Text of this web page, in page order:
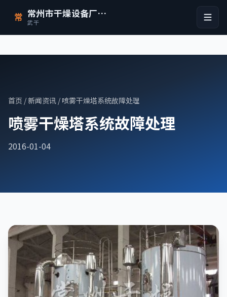
常 常州市干燥设备厂有限公司
武干
首页 /新闻资讯 / 喷雾干燥塔系统故障处理
喷雾干燥塔系统故障处理
2016-01-04